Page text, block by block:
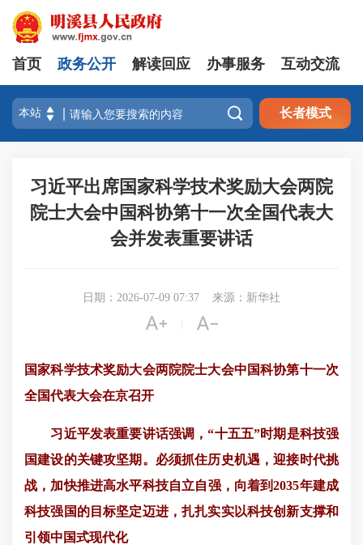
首页 政务公开 解读回应 办事服务 互动交流
 长者模式
习近平出席国家科学技术奖励大会两院
院士大会中国科协第十一次全国代表大
会并发表重要讲话
日期：2026-07-09 07:37 来源：新华社
 
国家科学技术奖励大会两院院士大会中国科协第十一次
全国代表大会在京召开
习近平发表重要讲话强调，“十五五”时期是科技强
国建设的关键攻坚期。必须抓住历史机遇，迎接时代挑
战，加快推进高水平科技自立自强，向着到2035年建成
科技强国的目标坚定迈进，扎扎实实以科技创新支撑和
引领中国式现代化